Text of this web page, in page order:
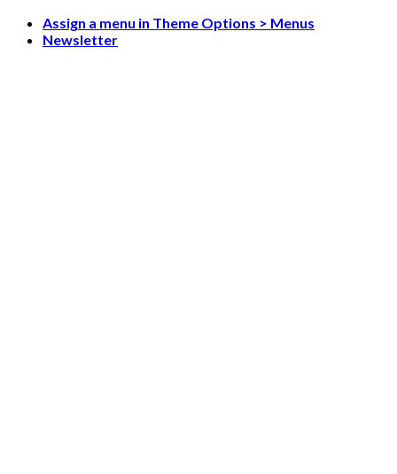
Skip
Assign a menu in Theme Options > Menus
Newsletter